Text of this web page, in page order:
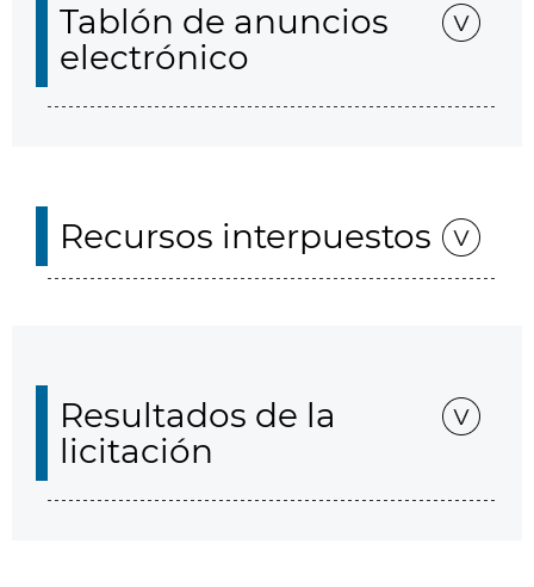
Tablón de anuncios
electrónico
Recursos interpuestos
Resultados de la
licitación